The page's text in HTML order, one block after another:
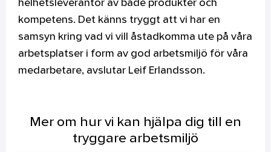
helhetsleverantör av både produkter och
kompetens. Det känns tryggt att vi har en
samsyn kring vad vi vill åstadkomma ute på våra
arbetsplatser i form av god arbetsmiljö för våra
medarbetare, avslutar Leif Erlandsson.
Mer om hur vi kan hjälpa dig till en
tryggare arbetsmiljö